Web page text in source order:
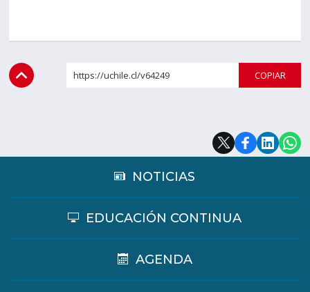
https://uchile.cl/v64249
NOTICIAS
EDUCACIÓN CONTINUA
AGENDA